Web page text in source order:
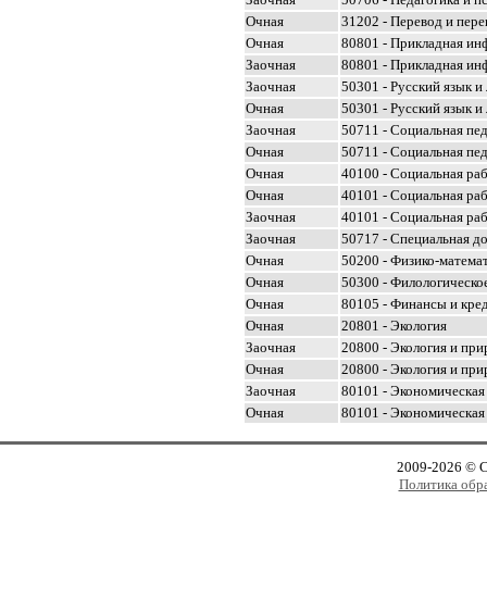
Очная
31202 - Перевод и
Очная
80801 - Прикладная
Заочная
80801 - Прикладная
Заочная
50301 - Русский язык и
Очная
50301 - Русский язык и
Заочная
50711 - Социальная
Очная
50711 - Социальная
Очная
40100 - Социальная
Очная
40101 - Социальная
Заочная
40101 - Социальная
Заочная
50717 - Специальная
Очная
50200 - Физико-
Очная
50300 -
Очная
80105 - Финансы и
Очная
20801 - Экология
Заочная
20800 - Экология и
Очная
20800 - Экология и
Заочная
80101 - Экономическая
Очная
80101 - Экономическая
2009-2026 ©
Политика